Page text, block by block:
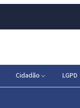
Cidadão LGPD